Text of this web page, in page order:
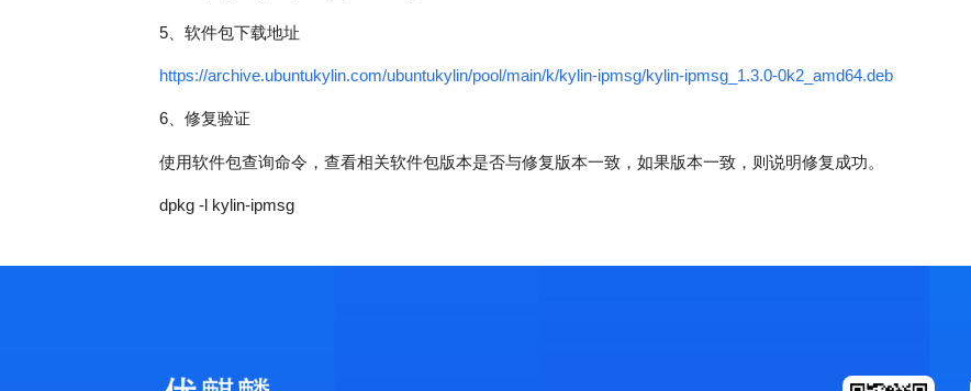
5、软件包下载地址
https://archive.ubuntukylin.com/ubuntukylin/pool/main/k/kylin-ipmsg/kylin-ipmsg_1.3.0-0k2_amd64.deb
6、修复验证
使用软件包查询命令，查看相关软件包版本是否与修复版本一致，如果版本一致，则说明修复成功。
dpkg -l kylin-ipmsg